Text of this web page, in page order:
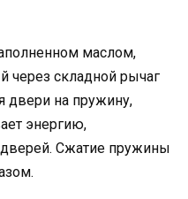
маслом,
через складной рычаг
двери на пружину,
энергию,
Сжатие пружины